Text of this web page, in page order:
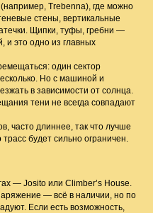
Trebenna), где можно
стены, вертикальные
Щипки, туфы, гребни —
и это одно из главных
один сектор
Но с машиной и
в зависимости от солнца.
тени не всегда совпадают
часто длиннее, так что лучше
будет сильно ограничен.
— Josito или Climber’s House.
— всё в наличии, но по
Если есть возможность,